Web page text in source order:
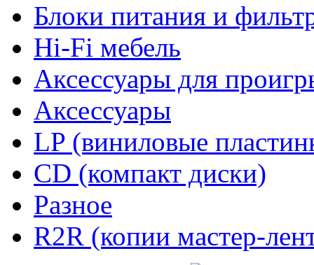
Блоки питания и
Hi-Fi мебель
Аксессуары для
Аксессуары
LP (виниловые
CD (компакт диски)
Разное
R2R (копии мастер-